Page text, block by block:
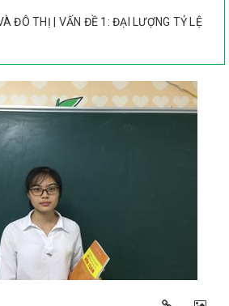
ĐÔ THỊ | VẤN ĐỀ 1: ĐẠI LƯỢNG TỶ LỆ